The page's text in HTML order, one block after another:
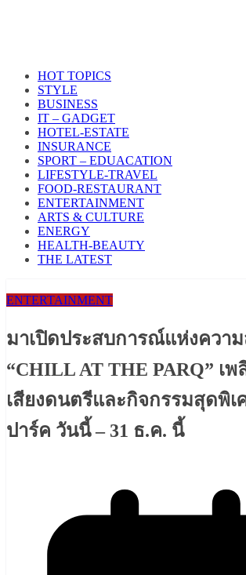
HOT TOPICS
STYLE
BUSINESS
IT – GADGET
HOTEL-ESTATE
INSURANCE
SPORT – EDUACATION
LIFESTYLE​-TRAVEL​
FOOD-RESTAURANT
ENTERTAINMENT
ARTS & CULTURE
ENERGY
HEALTH​-BEAUTY
THE LATEST
ENTERTAINMENT
มาเปิดประสบการณ์แห่งควา
“CHILL AT THE PARQ” เ
เสียงดนตรีและกิจกรรมสุดพิเ
ปาร์ค วันนี้ – 31 ธ.ค. นี้